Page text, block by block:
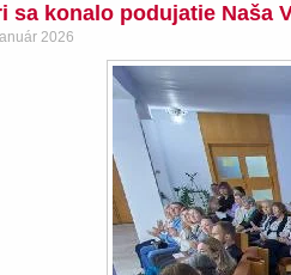
sa konalo podujatie Naša
2026